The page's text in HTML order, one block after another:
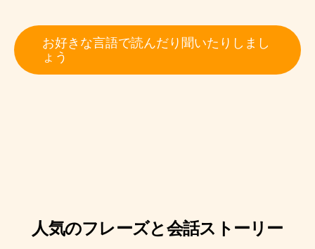
お好きな言語で読んだり聞いたりしまし
ょう
人気のフレーズと会話ストーリー